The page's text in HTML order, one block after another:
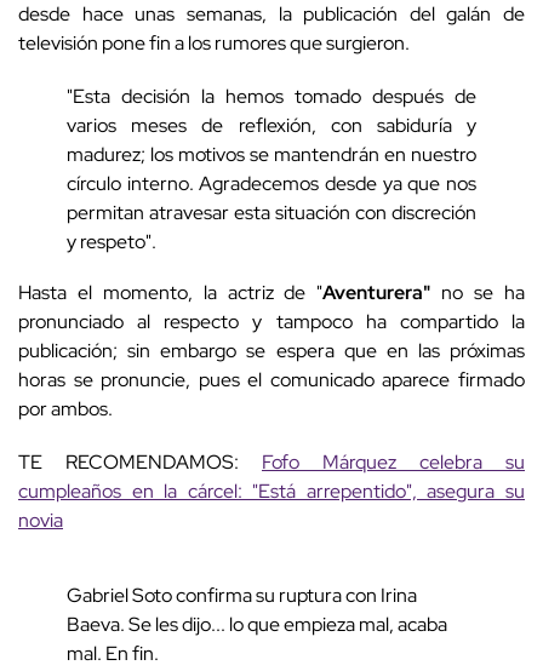
desde hace unas semanas, la publicación del galán de
televisión pone fin a los rumores que surgieron.
"Esta decisión la hemos tomado después de
varios meses de reflexión, con sabiduría y
madurez; los motivos se mantendrán en nuestro
círculo interno. Agradecemos desde ya que nos
permitan atravesar esta situación con discreción
y respeto".
Hasta el momento, la actriz de "Aventurera" no se ha
pronunciado al respecto y tampoco ha compartido la
publicación; sin embargo se espera que en las próximas
horas se pronuncie, pues el comunicado aparece firmado
por ambos.
TE RECOMENDAMOS: Fofo Márquez celebra su
cumpleaños en la cárcel: "Está arrepentido", asegura su
novia
Gabriel Soto confirma su ruptura con Irina
Baeva. Se les dijo... lo que empieza mal, acaba
mal. En fin.